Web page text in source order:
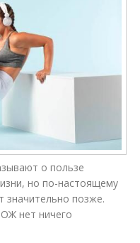
о пользе
но по-настоящему
значительно позже.
нет ничего